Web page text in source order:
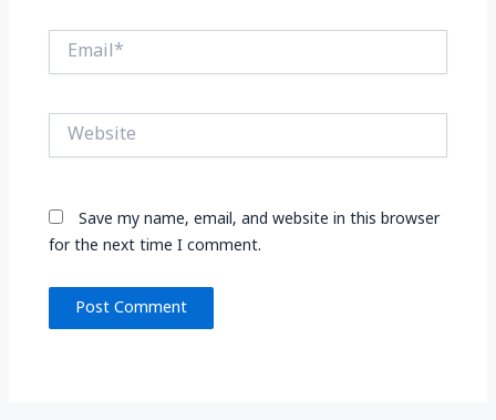
Email*
Website
Save my name, email, and website in this browser
for the next time I comment.